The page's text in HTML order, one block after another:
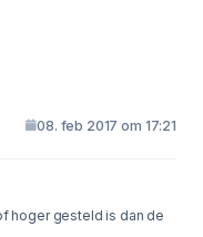
08. feb 2017 om 17:21
hoger gesteld is dan de